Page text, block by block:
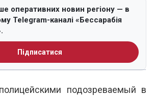
оперативних новин регіону — в
Telegram-каналі «Бессарабія
Підписатися
подозреваемый в